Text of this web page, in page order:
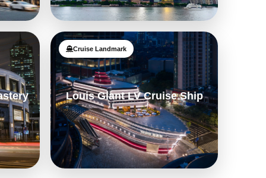
Louis Giant LV Cruise Ship
Cruise Landmark